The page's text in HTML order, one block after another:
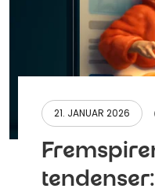
21. JANUAR 2026